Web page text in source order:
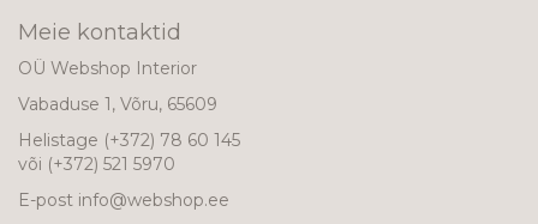
Meie kontaktid
OÜ Webshop Interior
Vabaduse 1, Võru, 65609
Helistage (+372) 78 60 145
või (+372) 521 5970
E-post info@webshop.ee